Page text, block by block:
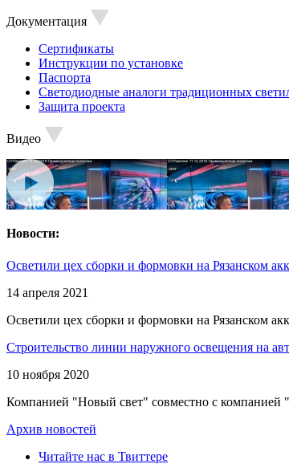
Документация
Сертификаты
Инструкции по установке
Паспорта
Светодиодные аналоги традиционных
Защита проекта
Видео
Новости:
Осветили цех сборки и формовки на Рязанском
14 апреля 2021
Осветили цех сборки и формовки на Рязанском
Строительство линии наружного освещения на
10 ноября 2020
Компанией "Новый свет" совместно с компанией
Архив новостей
Читайте нас в Твиттере